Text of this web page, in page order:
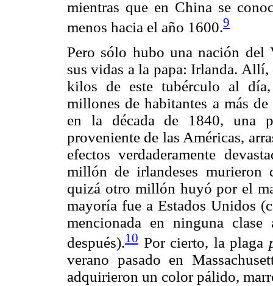
mientras que en China se
menos hacia el año 1600.9
Pero sólo hubo una nación del
sus vidas a la papa: Irlanda. Allí,
kilos de este tubérculo al
millones de habitantes a más
en la década de 1840, una
proveniente de las Américas,
efectos verdaderamente
millón de irlandeses murieron
quizá otro millón huyó por el
mayoría fue a Estados Unidos
mencionada en ninguna
después).10 Por cierto, la plaga
verano pasado en
adquirieron un color pálido,